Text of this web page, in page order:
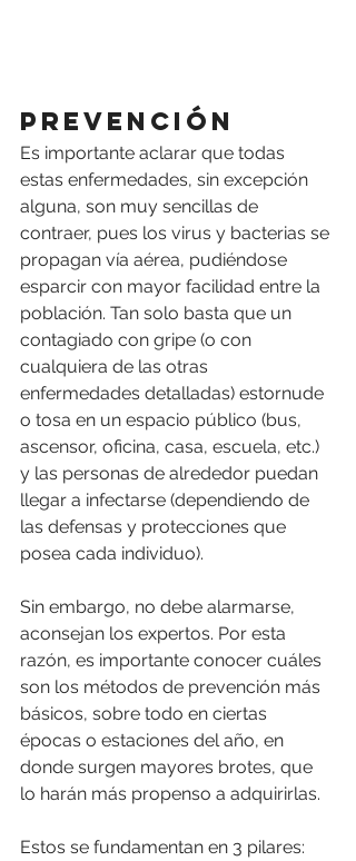
Prevención
Es importante aclarar que todas
estas enfermedades, sin excepción
alguna, son muy sencillas de
contraer, pues los virus y bacterias se
propagan vía aérea, pudiéndose
esparcir con mayor facilidad entre la
población. Tan solo basta que un
contagiado con gripe (o con
cualquiera de las otras
enfermedades detalladas) estornude
o tosa en un espacio público (bus,
ascensor, oficina, casa, escuela, etc.)
y las personas de alrededor puedan
llegar a infectarse (dependiendo de
las defensas y protecciones que
posea cada individuo).
Sin embargo, no debe alarmarse,
aconsejan los expertos. Por esta
razón, es importante conocer cuáles
son los métodos de prevención más
básicos, sobre todo en ciertas
épocas o estaciones del año, en
donde surgen mayores brotes, que
lo harán más propenso a adquirirlas.
Estos se fundamentan en 3 pilares: